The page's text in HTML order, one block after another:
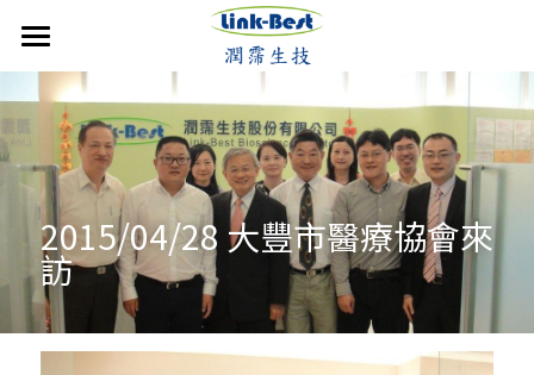
首頁
潤霈快訊
最新消息
媒體報導
影音分享
活動集錦
公司介紹
成立沿革
發展近況
技術優勢
核心團隊
合作計畫
銷售產品
保養系列
聯絡潤霈
2015/04/28 大豐市醫療協會來
訪